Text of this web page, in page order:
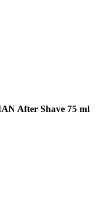
After Shave 75 ml